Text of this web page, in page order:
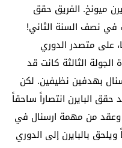
ميونخ. الفريق حقق
في نصف السنة الثاني!
على متصدر الدوري
الجولة الثالثة كانت قد
بهدفين نظيفين. لكن
حقق البايرن انتصاراً ساحقاً
وعقد من مهمة ارسنال في
بالبايرن إلى الدوري